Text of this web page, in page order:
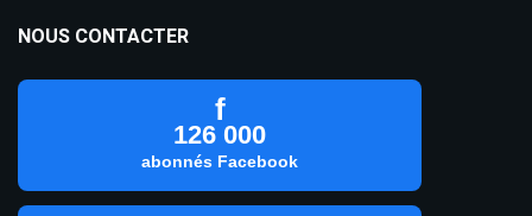
NOUS CONTACTER
f
126 000
abonnés Facebook